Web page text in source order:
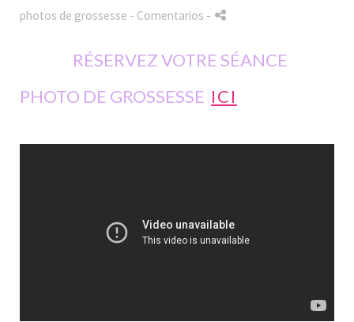
photos de grossesse - Comentarios -
RÉSERVEZ VOTRE SÉANCE
PHOTO DE GROSSESSE ICI